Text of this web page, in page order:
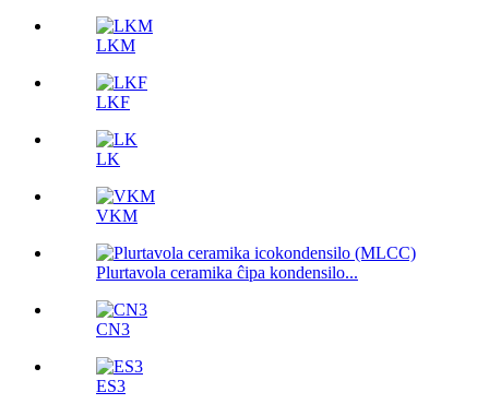
LKM
LKF
LK
VKM
Plurtavola ceramika ĉipa kondensilo...
CN3
ES3